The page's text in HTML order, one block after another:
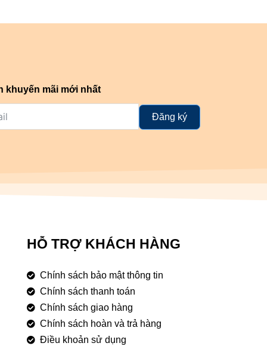
khuyến mãi mới nhất
Đăng ký
HỖ TRỢ KHÁCH HÀNG
Chính sách bảo mật thông tin
Chính sách thanh toán
Chính sách giao hàng
Chính sách hoàn và trả hàng
Điều khoản sử dụng